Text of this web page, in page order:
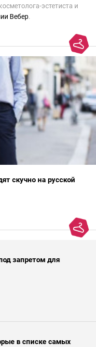
эстетиста и
Вебер.
скучно на русской
запретом для
в списке самых